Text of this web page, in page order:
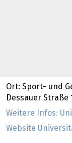
Ort: Sport- und
Dessauer Straße
Weitere Infos:
Website